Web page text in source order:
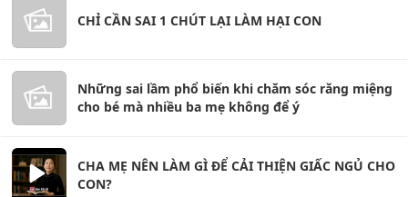
CHỈ CẦN SAI 1 CHÚT LẠI LÀM HẠI CON
Những sai lầm phổ biến khi chăm sóc răng miệng
cho bé mà nhiều ba mẹ không để ý
CHA MẸ NÊN LÀM GÌ ĐỂ CẢI THIỆN GIẤC NGỦ CHO
CON?